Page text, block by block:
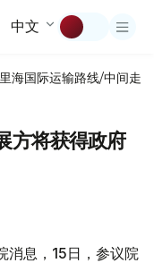
中文
海国际运输路线/中间走廊
方将获得政府
消息，15日，参议院